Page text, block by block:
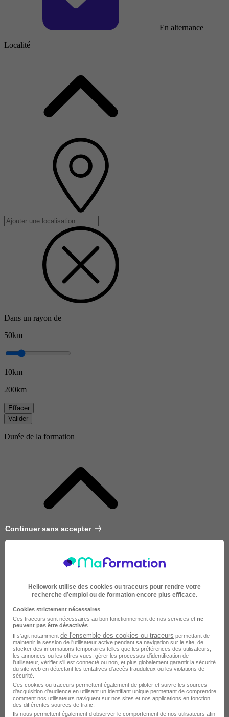
En alternance
Localité
Dans un rayon de
50km
10km
200km
Effacer
Valider
Durée de la formation
Très courte
Continuer sans accepter
Hellowork utilise des cookies ou traceurs pour rendre votre
recherche d’emploi ou de formation encore plus efficace.
Cookies strictement nécessaires
Ces traceurs sont nécessaires au bon fonctionnement de nos services et ne
peuvent pas être désactivés
Il s'agit notamment de l'ensemble des cookies ou traceurs permettant de
maintenir la session de l'utilisateur active pendant sa navigation sur le site, de
stocker des informations temporaires telles que les préférences des utilisateurs,
les annonces ou les offres vues, gérer les processus d'identification de
l'utilisateur, vérifier s'il est connecté ou non, et plus globalement garantir la sécurité
du site web en détectant les tentatives d'accès frauduleux ou les violations de
sécurité.
Ces cookies ou traceurs permettent également de piloter et suivre les sources
d'acquisition d'audience en utilisant un identifiant unique permettant de comprendre
comment nos utilisateurs naviguent sur nos sites et nos applications en fonction
des différentes sources de trafic.
Ils nous permettent également d’observer le comportement de nos utilisateurs afin